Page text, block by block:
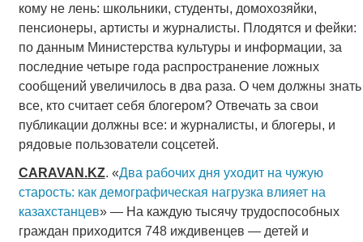
кому не лень: школьники, студенты, домохозяйки,
пенсионеры, артисты и журналисты. Плодятся и фейки:
по данным Министерства культуры и информации, за
последние четыре года распространение ложных
сообщений увеличилось в два раза. О чем должны знать
все, кто считает себя блогером? Отвечать за свои
публикации должны все: и журналисты, и блогеры, и
рядовые пользователи соцсетей.
CARAVAN .KZ. «Два рабочих дня уходит на чужую
старость: как демографическая нагрузка влияет на
казахстанцев» — На каждую тысячу трудоспособных
граждан приходится 748 иждивенцев — детей и